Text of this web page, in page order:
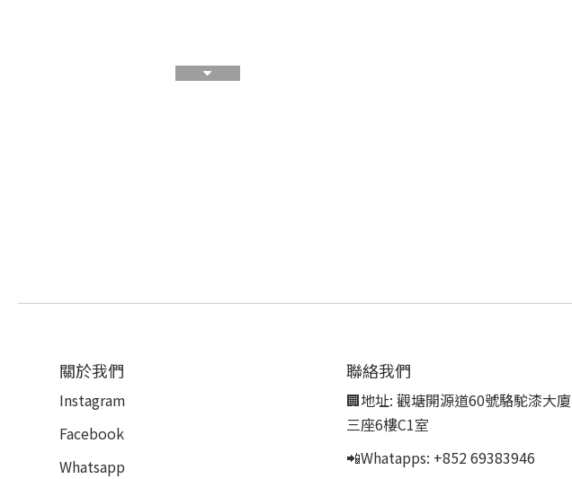
關於我們
Instagram
Facebook
Whatsapp
聯絡我們
🏢地址: 觀塘開源道60號駱駝漆大廈
三座6樓C1室
📲Whatapps: +852 69383946